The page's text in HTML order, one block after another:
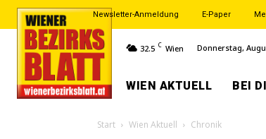
Newsletter-Anmeldung E-Paper
32.5 C Wien Donnerstag,
WIEN AKTUELL BEI
Start Wien Aktuell Chronik